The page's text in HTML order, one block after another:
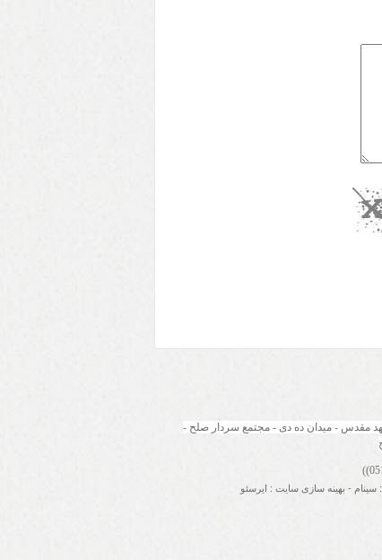
: سینام - بهینه سازی سایت : ایرسئو